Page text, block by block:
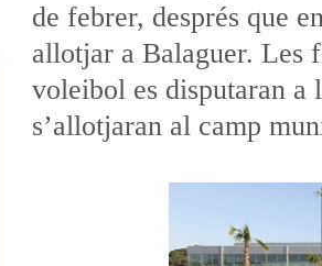
de febrer, després que
allotjar a Balaguer. Les
voleibol es disputaran a
s’allotjaran al camp